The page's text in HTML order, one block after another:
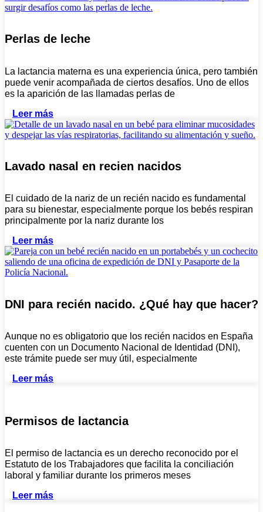
Perlas de leche
La lactancia materna es una experiencia única, pero también
puede venir acompañada de ciertos desafíos. Uno de ellos
es la aparición de las llamadas perlas de
Leer más
Lavado nasal en recien nacidos
El cuidado de la nariz de un recién nacido es fundamental
para su bienestar, especialmente porque los bebés respiran
principalmente por la nariz durante los
Leer más
DNI para recién nacido. ¿Qué hay que hacer?
Aunque no es obligatorio que los recién nacidos en España
cuenten con un Documento Nacional de Identidad (DNI),
este trámite puede ser muy útil, especialmente
Leer más
Permisos de lactancia
El permiso de lactancia es un derecho reconocido por el
Estatuto de los Trabajadores que facilita la conciliación
laboral y familiar durante los primeros meses
Leer más